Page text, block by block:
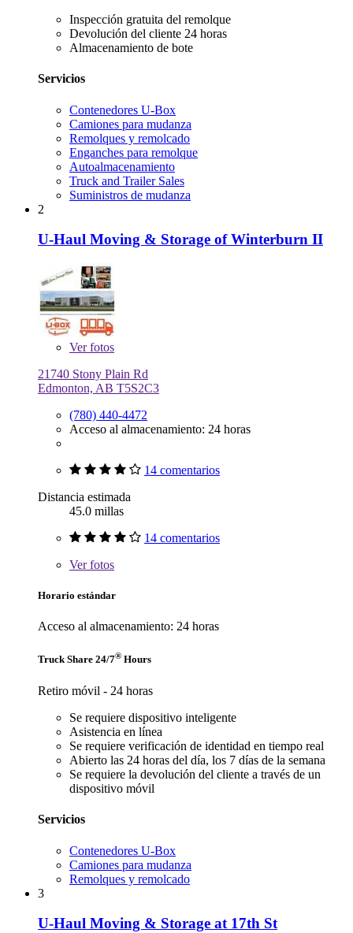
Inspección gratuita del remolque
Devolución del cliente 24 horas
Almacenamiento de bote
Servicios
Contenedores U-Box
Camiones para mudanza
Remolques y remolcado
Enganches para remolque
Autoalmacenamiento
Truck and Trailer Sales
Suministros de mudanza
2
U-Haul Moving & Storage of Winterburn II
Verfotos
21740 Stony Plain Rd
Edmonton, AB T5S2C3
(780) 440-4472
Acceso al almacenamiento: 24 horas
14 comentarios
Distancia estimada
45.0 millas
14 comentarios
Verfotos
Horario estándar
Acceso al almacenamiento: 24 horas
Truck Share 24/7® Hours
Retiro móvil - 24 horas
Se requiere dispositivo inteligente
Asistencia en línea
Se requiere verificación de identidad en tiempo real
Abierto las 24 horas del día, los 7 días de la semana
Se requiere la devolución del cliente a través de un
dispositivo móvil
Servicios
Contenedores U-Box
Camiones para mudanza
Remolques y remolcado
3
U-Haul Moving & Storage at 17th St